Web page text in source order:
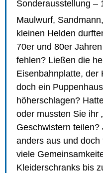
Sonderausstellung –
Maulwurf,
kleinen Helden
70er und 80er
fehlen? Ließen die
Eisenbahnplatte, der
doch ein
höherschlagen?
oder mussten Sie ihr
Geschwistern
anders aus und
viele
Kleiderschranks bis